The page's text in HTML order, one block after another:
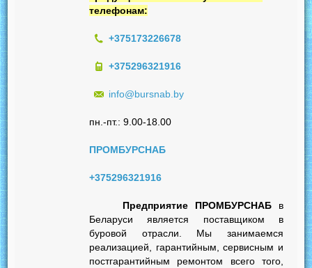
телефонам:
+375173226678
+375296321916
info@bursnab.by
пн.-пт.: 9.00-18.00
ПРОМБУРСНАБ
+375296321916
Предприятие ПРОМБУРСНАБ в
Беларуси является поставщиком в
буровой отрасли. Мы занимаемся
реализацией, гарантийным, сервисным и
постгарантийным ремонтом всего того,